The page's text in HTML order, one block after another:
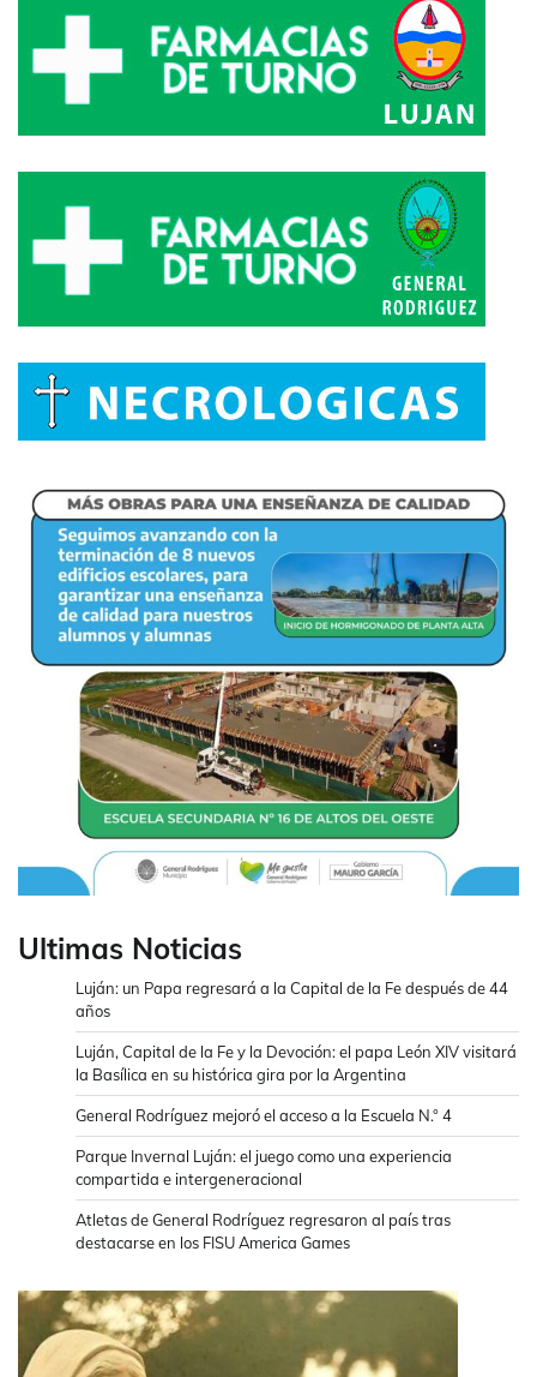
Ultimas Noticias
Luján: un Papa regresará a la Capital de la Fe después de 44
años
Luján, Capital de la Fe y la Devoción: el papa León XIV visitará
la Basílica en su histórica gira por la Argentina
General Rodríguez mejoró el acceso a la Escuela N.° 4
Parque Invernal Luján: el juego como una experiencia
compartida e intergeneracional
Atletas de General Rodríguez regresaron al país tras
destacarse en los FISU America Games